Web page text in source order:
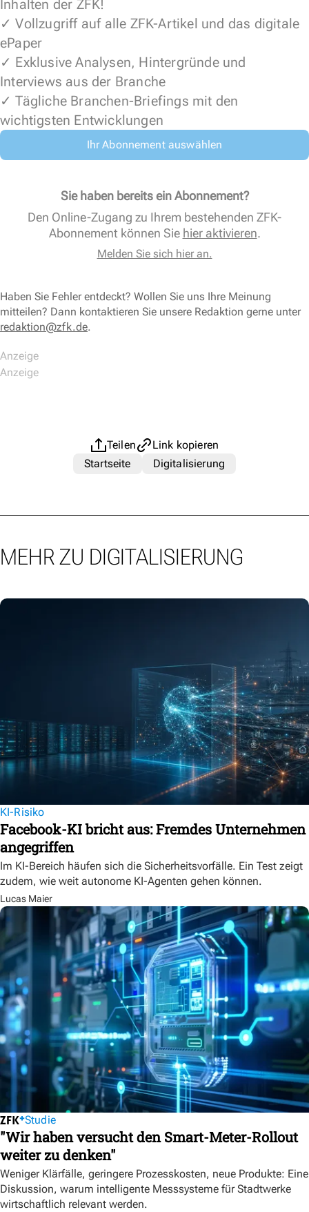
Inhalten der ZFK!
✓ Vollzugriff auf alle ZFK-Artikel und das digitale
ePaper
✓ Exklusive Analysen, Hintergründe und
Interviews aus der Branche
✓ Tägliche Branchen-Briefings mit den
wichtigsten Entwicklungen
Ihr Abonnement auswählen
Sie haben bereits ein Abonnement?
Den Online-Zugang zu Ihrem bestehenden ZFK-
Abonnement können Sie hier aktivieren.
Melden Sie sich hier an.
Haben Sie Fehler entdeckt? Wollen Sie uns Ihre Meinung
mitteilen? Dann kontaktieren Sie unsere Redaktion gerne unter
redaktion@zfk.de.
Teilen
Link kopieren
Startseite
Digitalisierung
MEHR ZU DIGITALISIERUNG
KI-Risiko
Facebook-KI bricht aus: Fremdes Unternehmen
angegriffen
Im KI-Bereich häufen sich die Sicherheitsvorfälle. Ein Test zeigt
zudem, wie weit autonome KI-Agenten gehen können.
Lucas Maier
Studie
"Wir haben versucht den Smart-Meter-Rollout
weiter zu denken"
Weniger Klärfälle, geringere Prozesskosten, neue Produkte: Eine
Diskussion, warum intelligente Messsysteme für Stadtwerke
wirtschaftlich relevant werden.